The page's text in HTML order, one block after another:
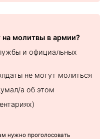
молитвы в армии?
и официальных
не могут молиться
а об этом
нужно проголосовать